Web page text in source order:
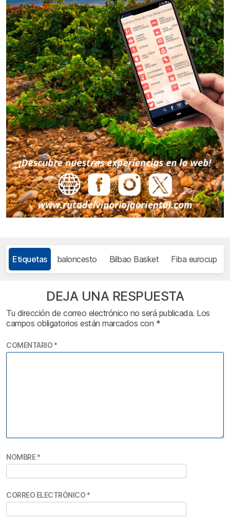
Etiquetas baloncesto Bilbao Basket Fiba eurocup
DEJA UNA RESPUESTA
Tu dirección de correo electrónico no será publicada. Los
campos obligatorios están marcados con *
COMENTARIO *
NOMBRE*
CORREO ELECTRÓNICO *